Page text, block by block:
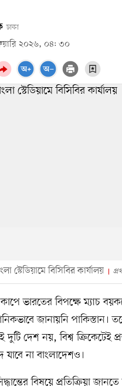
ঢাকা
২০২৬, ০৪: ৩০
স্টেডিয়ামে বিসিবির কার্যালয়
ভারতের বিপক্ষে ম্যাচ
জানায়নি পাকিস্তান।
দুটি দেশ নয়, বিশ্ব ক্রিকেটেই
না বাংলাদেশও।
বিষয়ে প্রতিক্রিয়া